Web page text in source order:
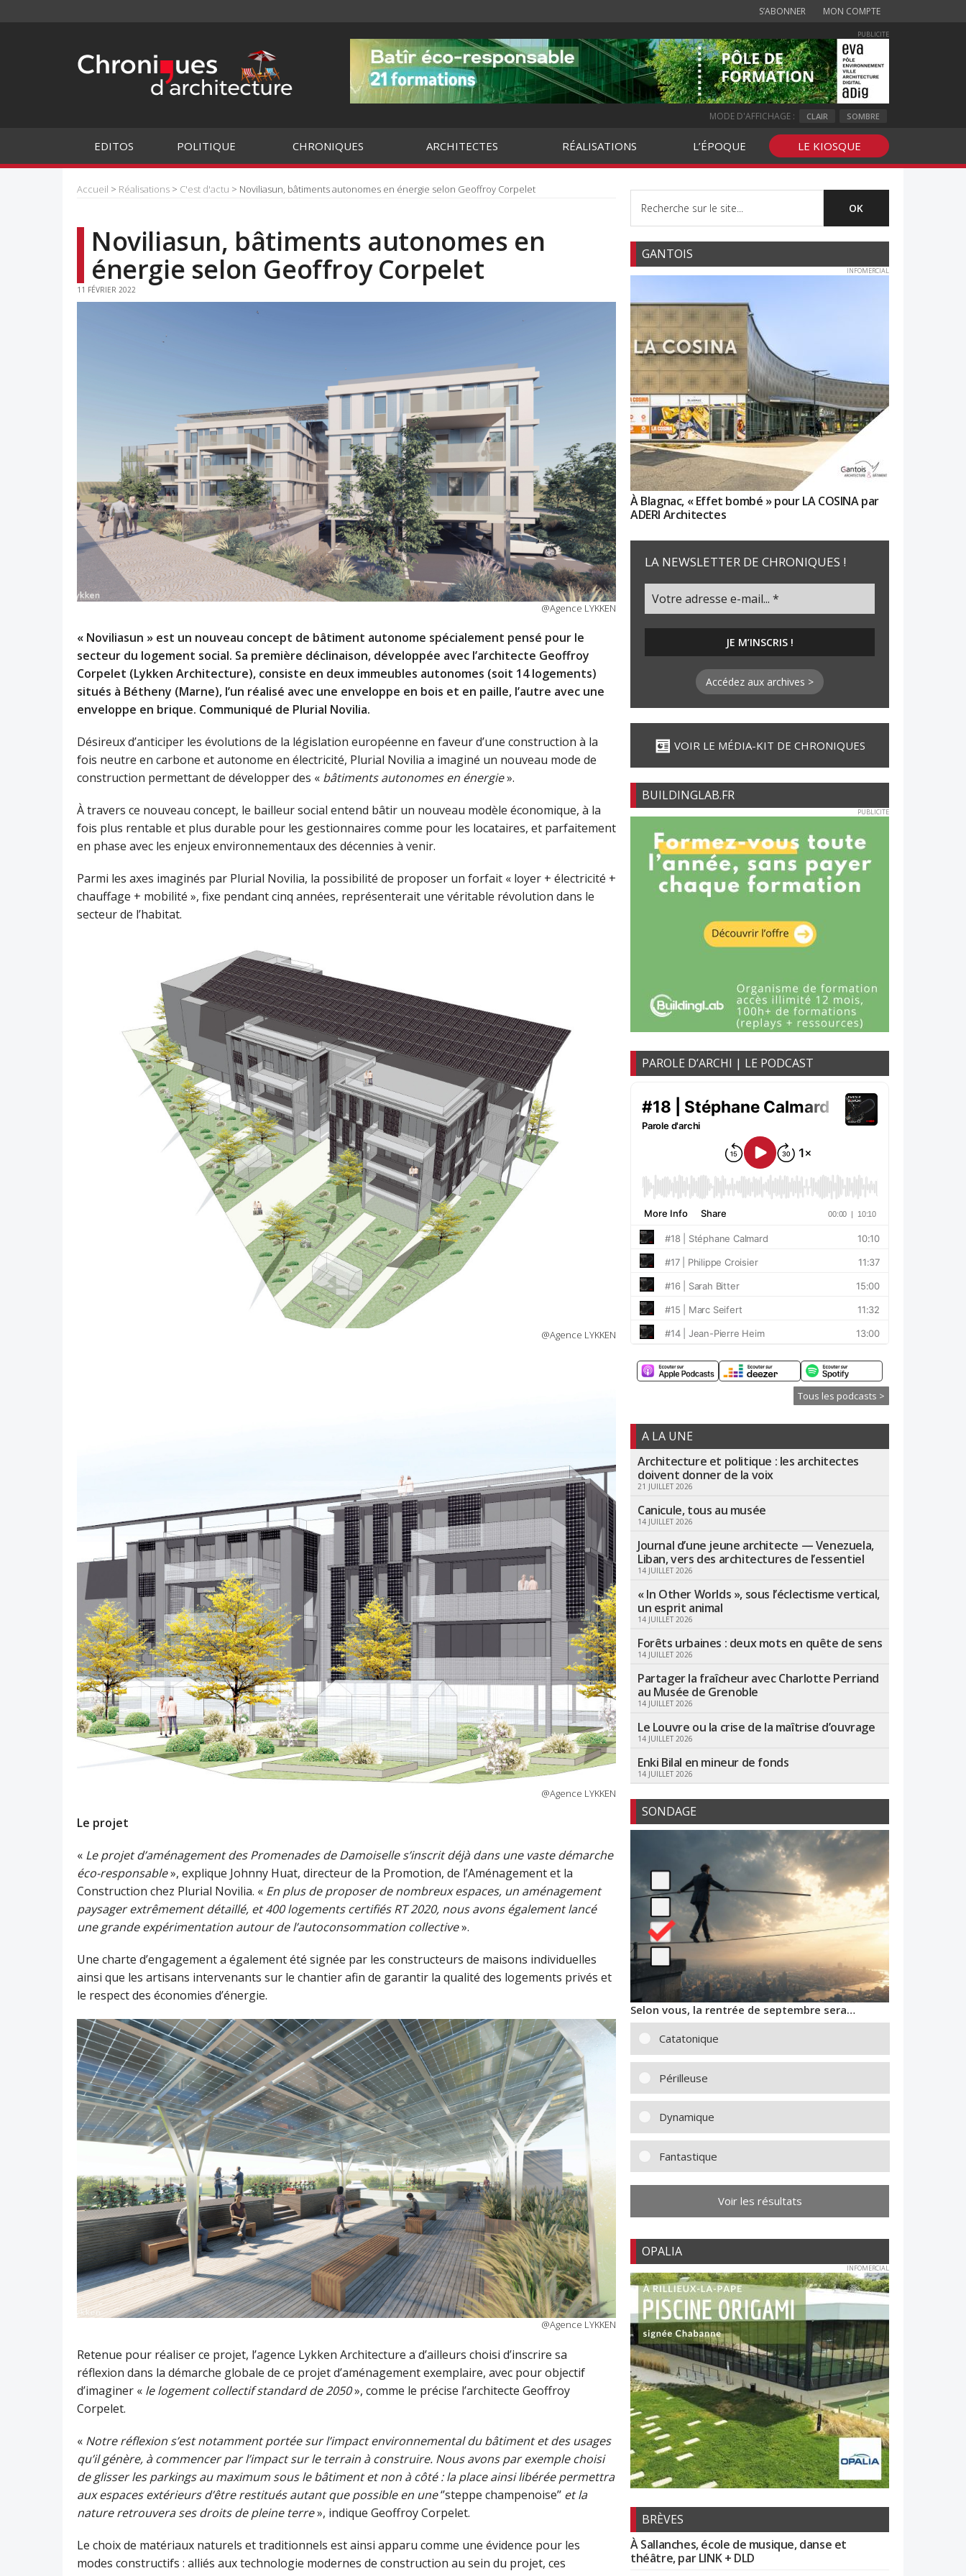
S’ABONNER MON COMPTE
PUBLICITE
MODE D'AFFICHAGE : CLAIR SOMBRE
EDITOS POLITIQUE CHRONIQUES ARCHITECTES RÉALISATIONS L’ÉPOQUE LE KIOSQUE
Accueil > Réalisations > C'est d'actu > Noviliasun, bâtiments autonomes en énergie selon Geoffroy Corpelet
Noviliasun, bâtiments autonomes en
énergie selon Geoffroy Corpelet
11 FÉVRIER 2022
@Agence LYKKEN
« Noviliasun » est un nouveau concept de bâtiment autonome spécialement pensé pour le
secteur du logement social. Sa première déclinaison, développée avec l’architecte Geoffroy
Corpelet (Lykken Architecture), consiste en deux immeubles autonomes (soit 14 logements)
situés à Bétheny (Marne), l’un réalisé avec une enveloppe en bois et en paille, l’autre avec une
enveloppe en brique. Communiqué de Plurial Novilia.
Désireux d’anticiper les évolutions de la législation européenne en faveur d’une construction à la
fois neutre en carbone et autonome en électricité, Plurial Novilia a imaginé un nouveau mode de
construction permettant de développer des « bâtiments autonomes en énergie».
À travers ce nouveau concept, le bailleur social entend bâtir un nouveau modèle économique, à la
fois plus rentable et plus durable pour les gestionnaires comme pour les locataires, et parfaitement
en phase avec les enjeux environnementaux des décennies à venir.
Parmi les axes imaginés par Plurial Novilia, la possibilité de proposer un forfait « loyer + électricité +
chauffage + mobilité », fixe pendant cinq années, représenterait une véritable révolution dans le
secteur de l’habitat.
@Agence LYKKEN
@Agence LYKKEN
Le projet
« Le projet d’aménagement des Promenades de Damoiselle s’inscrit déjà dans une vaste démarche
éco-responsable», explique Johnny Huat, directeur de la Promotion, de l’Aménagement et la
Construction chez Plurial Novilia. « En plus de proposer de nombreux espaces, un aménagement
paysager extrêmement détaillé, et 400 logements certifiés RT 2020, nous avons également lancé
une grande expérimentation autour de l’autoconsommation collective».
Une charte d’engagement a également été signée par les constructeurs de maisons individuelles
ainsi que les artisans intervenants sur le chantier afin de garantir la qualité des logements privés et
le respect des économies d’énergie.
@Agence LYKKEN
Retenue pour réaliser ce projet, l’agence Lykken Architecture a d’ailleurs choisi d’inscrire sa
réflexion dans la démarche globale de ce projet d’aménagement exemplaire, avec pour objectif
d’imaginer « le logement collectif standard de 2050», comme le précise l’architecte Geoffroy
Corpelet.
« Notre réflexion s’est notamment portée sur l’impact environnemental du bâtiment et des usages
qu’il génère, à commencer par l’impact sur le terrain à construire. Nous avons par exemple choisi
de glisser les parkings au maximum sous le bâtiment et non à côté : la place ainsi libérée permettra
aux espaces extérieurs d’être restitués autant que possible en une‘’steppe champenoise’’ et la
nature retrouvera ses droits de pleine terre», indique Geoffroy Corpelet.
Le choix de matériaux naturels et traditionnels est ainsi apparu comme une évidence pour les
modes constructifs : alliés aux technologie modernes de construction au sein du projet, ces
GANTOIS
INFOMERCIAL
À Blagnac, « Effet bombé » pour LA COSINA par
ADERI Architectes
LA NEWSLETTER DE CHRONIQUES !
Accédez aux archives >
VOIR LE MÉDIA-KIT DE CHRONIQUES
BUILDINGLAB.FR
PUBLICITE
PAROLE D’ARCHI | LE PODCAST
Tous les podcasts >
A LA UNE
Architecture et politique : les architectes
doivent donner de la voix
21 JUILLET 2026
Canicule, tous au musée
14 JUILLET 2026
Journal d’une jeune architecte — Venezuela,
Liban, vers des architectures de l’essentiel
14 JUILLET 2026
« In Other Worlds », sous l’éclectisme vertical,
un esprit animal
14 JUILLET 2026
Forêts urbaines : deux mots en quête de sens
14 JUILLET 2026
Partager la fraîcheur avec Charlotte Perriand
au Musée de Grenoble
14 JUILLET 2026
Le Louvre ou la crise de la maîtrise d’ouvrage
14 JUILLET 2026
Enki Bilal en mineur de fonds
14 JUILLET 2026
SONDAGE
Selon vous, la rentrée de septembre sera…
Catatonique
Périlleuse
Dynamique
Fantastique
Voir les résultats
OPALIA
INFOMERCIAL
BRÈVES
À Sallanches, école de musique, danse et
théâtre, par LINK + DLD